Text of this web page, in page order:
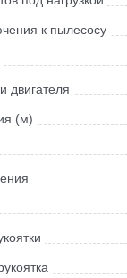
к пылесосу
двигателя
(м)